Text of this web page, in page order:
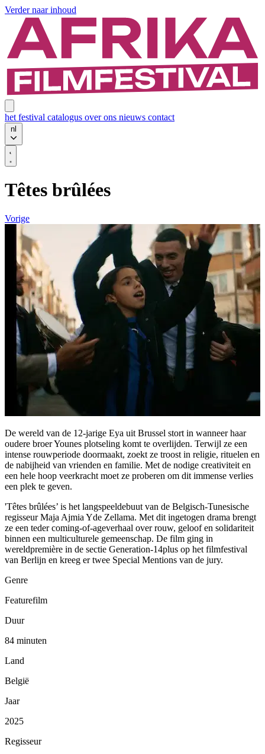
Verder naar inhoud
het festival catalogus over ons nieuws contact
nl
Têtes brûlées
Vorige
De wereld van de 12-jarige Eya uit Brussel stort in wanneer haar
oudere broer Younes plotseling komt te overlijden. Terwijl ze een
intense rouwperiode doormaakt, zoekt ze troost in religie, rituelen en
de nabijheid van vrienden en familie. Met de nodige creativiteit en
een hele hoop veerkracht moet ze proberen om dit immense verlies
een plek te geven.
'Têtes brûlées’ is het langspeeldebuut van de Belgisch-Tunesische
regisseur Maja Ajmia Yde Zellama. Met dit ingetogen drama brengt
ze een teder coming-of-ageverhaal over rouw, geloof en solidariteit
binnen een multiculturele gemeenschap. De film ging in
wereldpremière in de sectie Generation-14plus op het filmfestival
van Berlijn en kreeg er twee Special Mentions van de jury.
Genre
Featurefilm
Duur
84 minuten
Land
België
Jaar
2025
Regisseur